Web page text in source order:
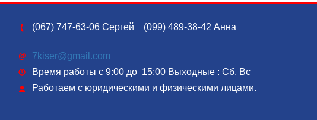
(067) 747-63-06 Сергей (099) 489-38-42 Анна
7kiser@gmail.com
Время работы с 9:00 до 15:00 Выходные : Сб, Вс
Работаем с юридическими и физическими лицами.